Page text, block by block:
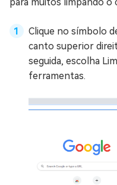
Clique no símbolo
canto superior
seguida, escolha
ferramentas.